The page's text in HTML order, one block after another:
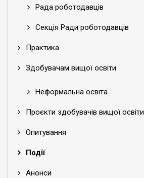
Рада роботодавців
Секція Ради роботодавців
Практика
Здобувачам вищої освіти
Неформальна освіта
Проєкти здобувачів вищої освіти
Опитування
Події
Анонси